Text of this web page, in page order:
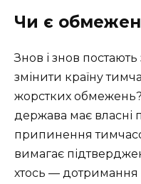
Чи є
Знов і знов
змінити країну
жорстких
держава має
припинення
вимагає
хтось —